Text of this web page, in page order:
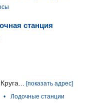
станция
[показать адрес]
• Лодочные станции